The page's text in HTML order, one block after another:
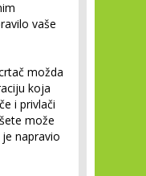
vaše
možda
koja
i privlači
može
napravio